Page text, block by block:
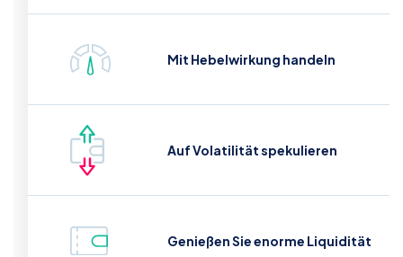
Mit Hebelwirkung handeln
Auf Volatilität spekulieren
Genießen Sie enorme Liquidität